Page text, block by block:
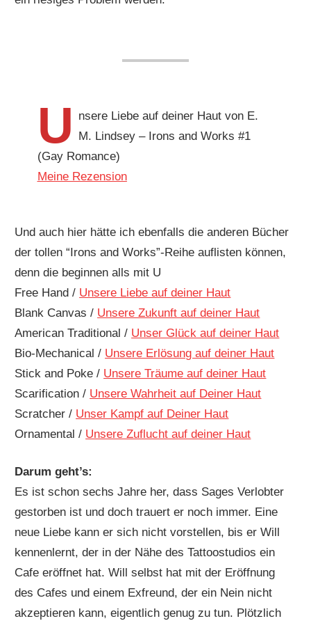
U
nsere Liebe auf deiner Haut von E.
M. Lindsey – Irons and Works #1
(Gay Romance)
Meine Rezension
Und auch hier hätte ich ebenfalls die anderen Bücher
der tollen “Irons and Works”-Reihe auflisten können,
denn die beginnen alls mit U
Free Hand / Unsere Liebe auf deiner Haut
Blank Canvas / Unsere Zukunft auf deiner Haut
American Traditional / Unser Glück auf deiner Haut
Bio-Mechanical / Unsere Erlösung auf deiner Haut
Stick and Poke / Unsere Träume auf deiner Haut
Scarification / Unsere Wahrheit auf Deiner Haut
Scratcher / Unser Kampf auf Deiner Haut
Ornamental / Unsere Zuflucht auf deiner Haut
Darum geht’s:
Es ist schon sechs Jahre her, dass Sages Verlobter
gestorben ist und doch trauert er noch immer. Eine
neue Liebe kann er sich nicht vorstellen, bis er Will
kennenlernt, der in der Nähe des Tattoostudios ein
Cafe eröffnet hat. Will selbst hat mit der Eröffnung
des Cafes und einem Exfreund, der ein Nein nicht
akzeptieren kann, eigentlich genug zu tun. Plötzlich